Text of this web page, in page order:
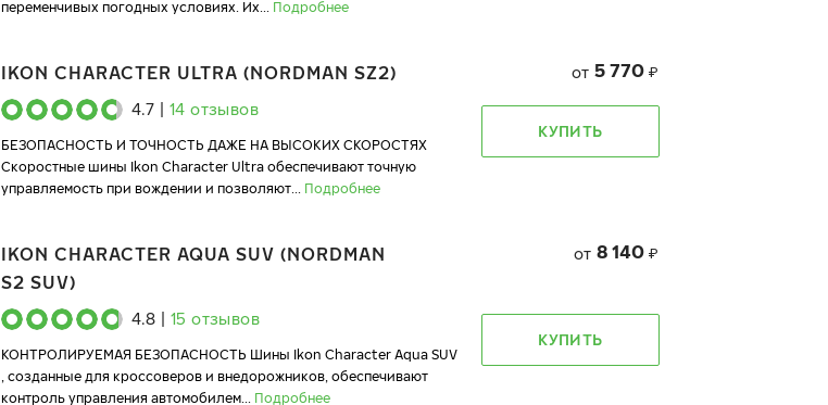
переменчивых погодных условиях. Их... Подробнее
IKON CHARACTER ULTRA (NORDMAN SZ2)
4.7 14 отзывов
БЕЗОПАСНОСТЬ И ТОЧНОСТЬ ДАЖЕ НА ВЫСОКИХ СКОРОСТЯХ
Скоростные шины Ikon Character Ultra обеспечивают точную
управляемость при вождении и позволяют... Подробнее
от 5 770 ₽
КУПИТЬ
IKON CHARACTER AQUA SUV (NORDMAN
S2 SUV)
4.8 15 отзывов
КОНТРОЛИРУЕМАЯ БЕЗОПАСНОСТЬ Шины Ikon Character Aqua SUV
, созданные для кроссоверов и внедорожников, обеспечивают
контроль управления автомобилем... Подробнее
от 8 140 ₽
КУПИТЬ